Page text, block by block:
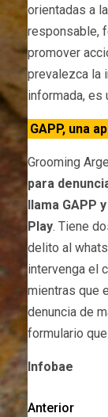
orientadas a
responsable,
promover
prevalezca la
informada, es
GAPP, una
Grooming
para
llama GAPP
Play. Tiene
delito al
intervenga el
mientras que
denuncia de
formulario
Infobae
Anterior